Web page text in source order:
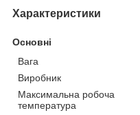
Характеристики
Основні
Вага
Виробник
Максимальна робоча
температура